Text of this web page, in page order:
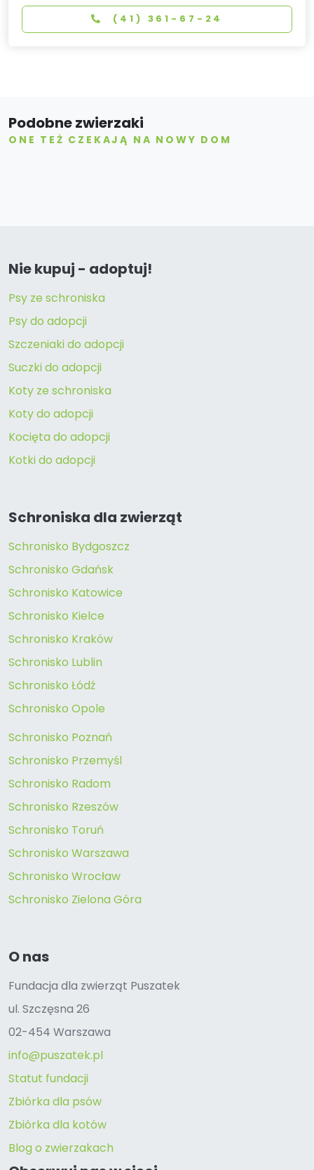
(41) 361-67-24
Podobne zwierzaki
ONE TEŻ CZEKAJĄ NA NOWY DOM
Nie kupuj - adoptuj!
Psy ze schroniska
Psy do adopcji
Szczeniaki do adopcji
Suczki do adopcji
Koty ze schroniska
Koty do adopcji
Kocięta do adopcji
Kotki do adopcji
Schroniska dla zwierząt
Schronisko Bydgoszcz
Schronisko Gdańsk
Schronisko Katowice
Schronisko Kielce
Schronisko Kraków
Schronisko Lublin
Schronisko Łódź
Schronisko Opole
Schronisko Poznań
Schronisko Przemyśl
Schronisko Radom
Schronisko Rzeszów
Schronisko Toruń
Schronisko Warszawa
Schronisko Wrocław
Schronisko Zielona Góra
O nas
Fundacja dla zwierząt Puszatek
ul. Szczęsna 26
02-454 Warszawa
info@puszatek.pl
Statut fundacji
Zbiórka dla psów
Zbiórka dla kotów
Blog o zwierzakach